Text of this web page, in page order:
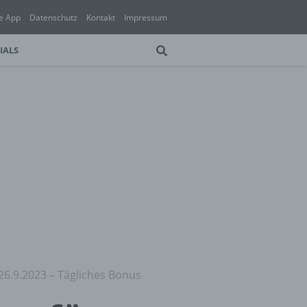
App Datenschutz Kontakt Impressum
– Tägliches Bonus